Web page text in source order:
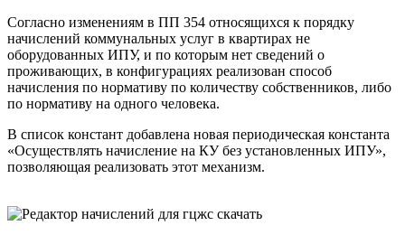
Согласно изменениям в ПП 354 относящихся к порядку
начислений коммунальных услуг в квартирах не
оборудованных ИПУ, и по которым нет сведений о
проживающих, в конфигурациях реализован способ
начисления по нормативу по количеству собственников, либо
по нормативу на одного человека.
В список констант добавлена новая периодическая константа
«Осуществлять начисление на КУ без установленных ИПУ»,
позволяющая реализовать этот механизм.